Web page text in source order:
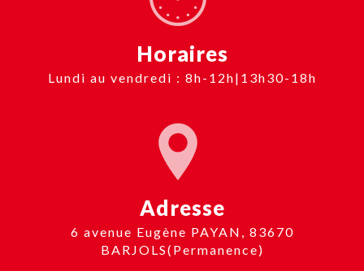
Horaires
Lundi au vendredi : 8h-12h|13h30-18h
Adresse
6 avenue Eugène PAYAN, 83670
BARJOLS(Permanence)